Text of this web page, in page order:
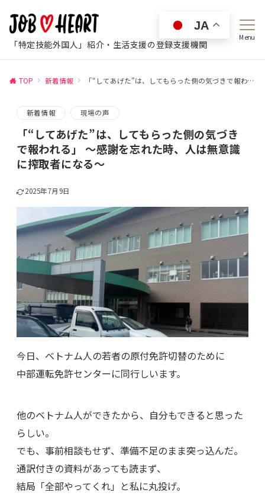
「特定技能外国人」紹介・生活支援の登録支援機関
Menu
TOP 新着情報 「“してあげた”は、してもらった側の気づきで報われる」 ～感謝を忘れた時、人は無意識に搾取者になる～
新着情報 現場の声
「“してあげた”は、してもらった側の気づき
で報われる」 ～感謝を忘れた時、人は無意識
に搾取者になる～
2025年7月9日
今日、ベトナム人の若者の原付免許切替のために
中部運転免許センターに同行しいます。
他のベトナム人ができたから、自分もできると思った
らしい。
でも、事前相談もせず、準備不足のまま突っ込んだ。
通訳付きの資料があっても読まず、
結局「全部やってくれ」と私に丸投げ。
JA